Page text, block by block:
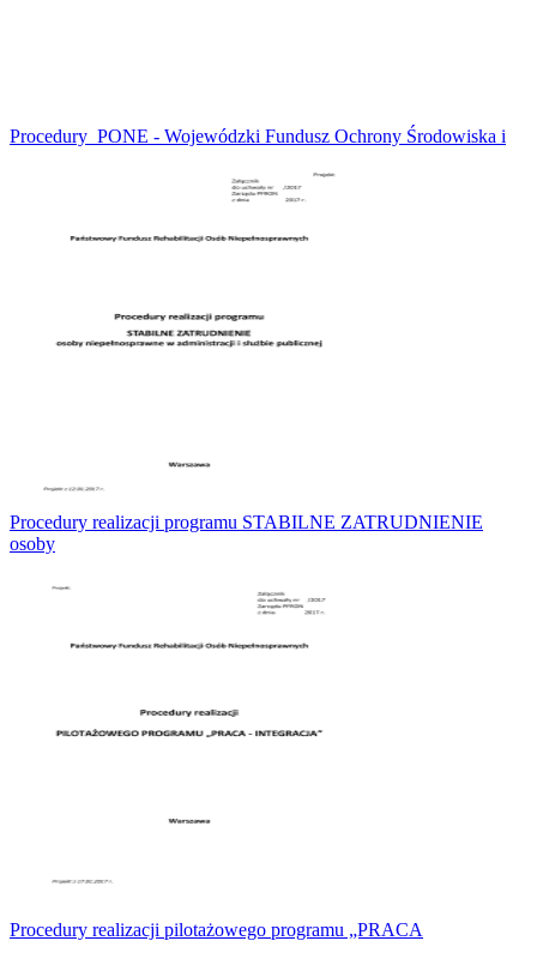
Procedury_PONE - Wojewódzki Fundusz Ochrony Środowiska i
Procedury realizacji programu STABILNE ZATRUDNIENIE
osoby
Procedury realizacji pilotażowego programu „PRACA